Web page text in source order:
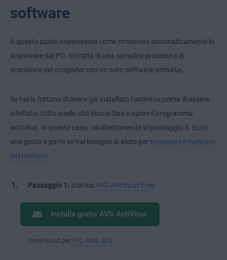
software
A questo punto impareremo come rimuovere automaticamente lo
scareware dal PC. Si tratta di una semplice procedura di
scansione del computer con un noto software antivirus.
Se hai la fortuna di avere già installato l'antivirus prima di essere
infettato, tutto quello che dovrai fare è aprire il programma
antivirus. In questo caso, vai direttamente al passaggio 5. Ecco
una guida a parte se hai bisogno di aiuto per rimuovere il malware
dal telefono.
Passaggio 1: scarica AVG AntiVirus Free.
Installa gratis AVG AntiVirus
Download per PC, Mac, iOS